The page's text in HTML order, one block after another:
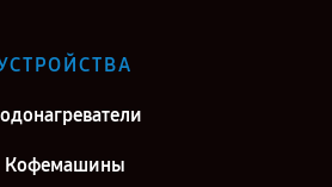
Polaris RZ 08 в г. Киров
Polaris RZ 08 в г. Санкт-Петербург
Кофемашины